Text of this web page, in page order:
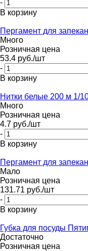
-
В корзину
Пергамент для
Много
Розничная цена
53.4 руб./шт
-
В корзину
Нитки белые 200 м 1/
Много
Розничная цена
4.7 руб./шт
-
В корзину
Пергамент для
Мало
Розничная цена
131.71 руб./шт
-
В корзину
Губка для посуды
Достаточно
Розничная цена